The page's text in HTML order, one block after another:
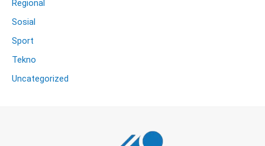
Regional
Sosial
Sport
Tekno
Uncategorized